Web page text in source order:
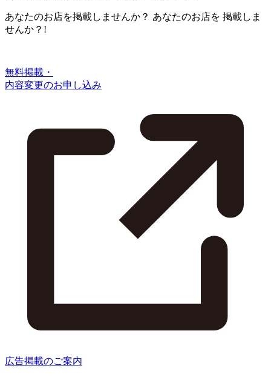
あなたのお店を掲載しませんか？ あなたのお店を 掲載しま
せんか？!
無料掲載・
内容変更のお申し込み
広告掲載のご案内